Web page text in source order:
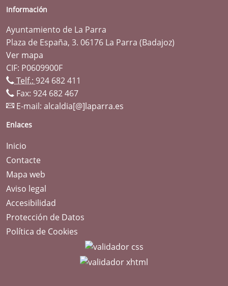
Información
Ayuntamiento de La Parra
Plaza de España, 3. 06176 La Parra (Badajoz)
Ver mapa
CIF: P0609900F
Telf.: 924 682 411
Fax: 924 682 467
E-mail: alcaldia[@]laparra.es
Enlaces
Inicio
Contacte
Mapa web
Aviso legal
Accesibilidad
Protección de Datos
Política de Cookies